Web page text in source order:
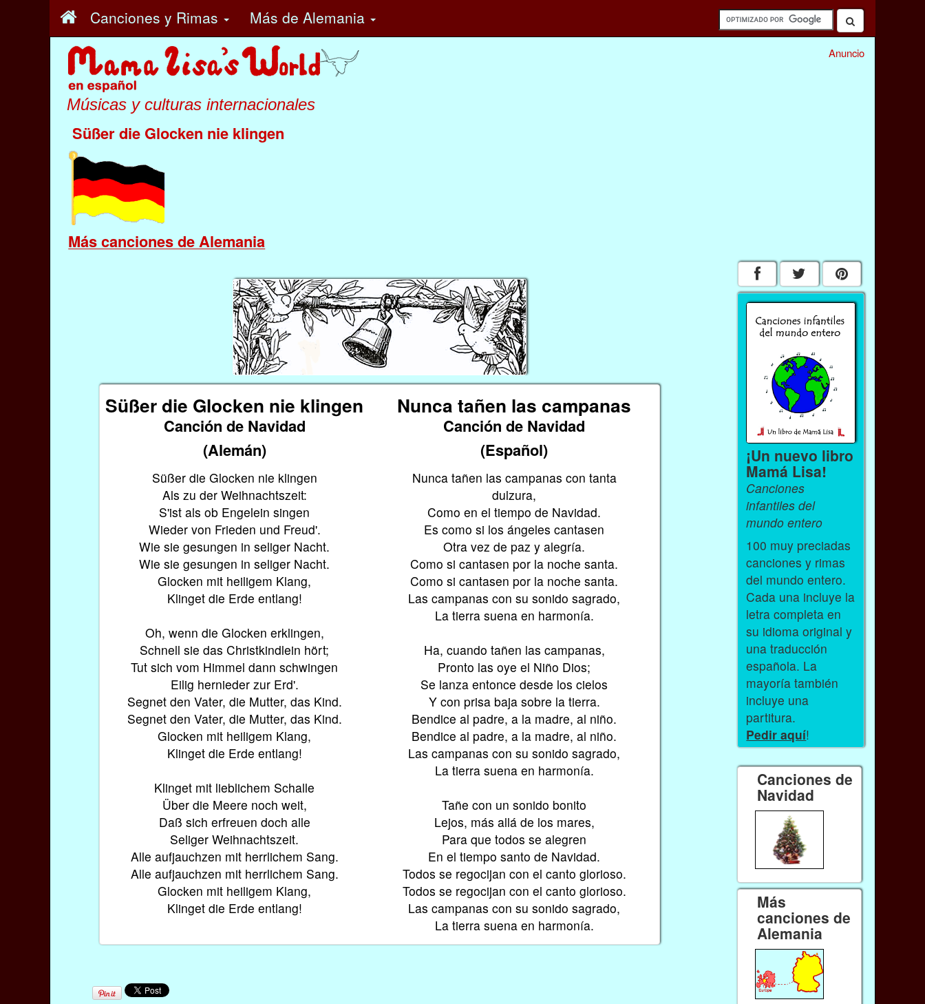
Canciones y Rimas Más de Alemania
Músicas y culturas internacionales
Süßer die Glocken nie klingen
Más canciones de Alemania
Anuncio
Süßer die Glocken nie klingen Nunca tañen las campanas
Canción de Navidad
Canción de Navidad
(Alemán)
(Español)
Süßer die Glocken nie klingen
Als zu der Weihnachtszeit:
S'ist als ob Engelein singen
Wieder von Frieden und Freud'.
Wie sie gesungen in seliger Nacht.
Wie sie gesungen in seliger Nacht.
Glocken mit heiligem Klang,
Klinget die Erde entlang!
Oh, wenn die Glocken erklingen,
Schnell sie das Christkindlein hört;
Tut sich vom Himmel dann schwingen
Eilig hernieder zur Erd'.
Segnet den Vater, die Mutter, das Kind.
Segnet den Vater, die Mutter, das Kind.
Glocken mit heiligem Klang,
Klinget die Erde entlang!
Klinget mit lieblichem Schalle
Über die Meere noch weit,
Daß sich erfreuen doch alle
Seliger Weihnachtszeit.
Alle aufjauchzen mit herrlichem Sang.
Alle aufjauchzen mit herrlichem Sang.
Glocken mit heiligem Klang,
Klinget die Erde entlang!
Nunca tañen las campanas con tanta
dulzura,
Como en el tiempo de Navidad.
Es como si los ángeles cantasen
Otra vez de paz y alegría.
Como si cantasen por la noche santa.
Como si cantasen por la noche santa.
Las campanas con su sonido sagrado,
La tierra suena en harmonía.
Ha, cuando tañen las campanas,
Pronto las oye el Niño Dios;
Se lanza entonce desde los cielos
Y con prisa baja sobre la tierra.
Bendice al padre, a la madre, al niño.
Bendice al padre, a la madre, al niño.
Las campanas con su sonido sagrado,
La tierra suena en harmonía.
Tañe con un sonido bonito
Lejos, más allá de los mares,
Para que todos se alegren
En el tiempo santo de Navidad.
Todos se regocijan con el canto glorioso.
Todos se regocijan con el canto glorioso.
Las campanas con su sonido sagrado,
La tierra suena en harmonía.
¡Un nuevo libro
Mamá Lisa!
Canciones
infantiles del
mundo entero
100 muy preciadas
canciones y rimas
del mundo entero.
Cada una incluye la
letra completa en
su idioma original y
una traducción
española. La
mayoría también
incluye una
partitura.
Pedir aquí!
Canciones de
Navidad
Más
canciones de
Alemania